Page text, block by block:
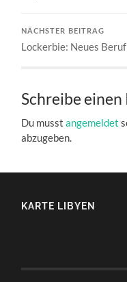
NÄCHSTER BEITRAG
Lockerbie: Neues
Schreibe
Du musstangemeldet
abzugeben.
KARTE LIBYEN